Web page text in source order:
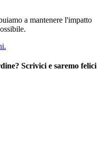
a mantenere l'impatto
Scrivici e saremo felici